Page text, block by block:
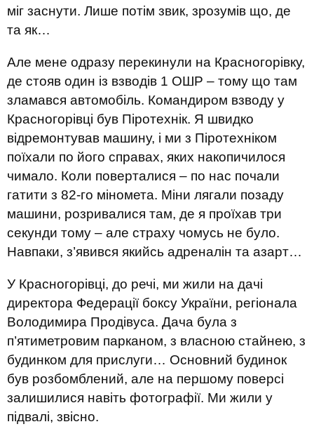
міг заснути. Лише потім звик, зрозумів що, де
та як…
Але мене одразу перекинули на Красногорівку,
де стояв один із взводів 1 ОШР – тому що там
зламався автомобіль. Командиром взводу у
Красногорівці був Піротехнік. Я швидко
відремонтував машину, і ми з Піротехніком
поїхали по його справах, яких накопичилося
чимало. Коли поверталися – по нас почали
гатити з 82-го міномета. Міни лягали позаду
машини, розривалися там, де я проїхав три
секунди тому – але страху чомусь не було.
Навпаки, з’явився якийсь адреналін та азарт…
У Красногорівці, до речі, ми жили на дачі
директора Федерації боксу України, регіонала
Володимира Продівуса. Дача була з
п’ятиметровим парканом, з власною стайнею, з
будинком для прислуги… Основний будинок
був розбомблений, але на першому поверсі
залишилися навіть фотографії. Ми жили у
підвалі, звісно.